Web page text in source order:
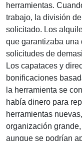
herramientas.
trabajo, la división
solicitado. Los
que garantizaba una
solicitudes de
Los capataces y
bonificaciones
la herramienta se
había dinero para
herramientas
organización
aunque se podrían